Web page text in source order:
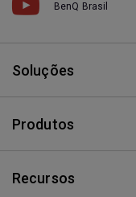
BenQ Brasil
Soluções
Produtos
Recursos